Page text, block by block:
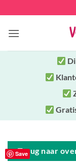
naar
inhoud
Terug naar
Save